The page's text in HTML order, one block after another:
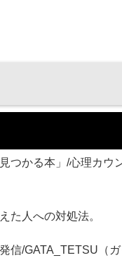
つかる本」/心理カウ
た人への対処法。
信/GATA_TETSU（